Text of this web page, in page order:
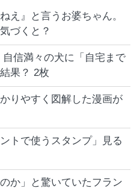
え』と言うお婆ちゃん。
づくと？
信満々の犬に「自宅まで
果？ 2枚
りやすく図解した漫画が
トで使うスタンプ」見る
か」と驚いていたフラン